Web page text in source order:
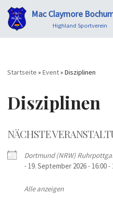
Zum
Inhalt
Mac Claymore
Highland Sportverein
Startseite » Event» Disziplinen
Disziplinen
NÄCHSTE
Dortmund (NRW)
- 19. September 2026 - 16:00 -
Alle anzeigen